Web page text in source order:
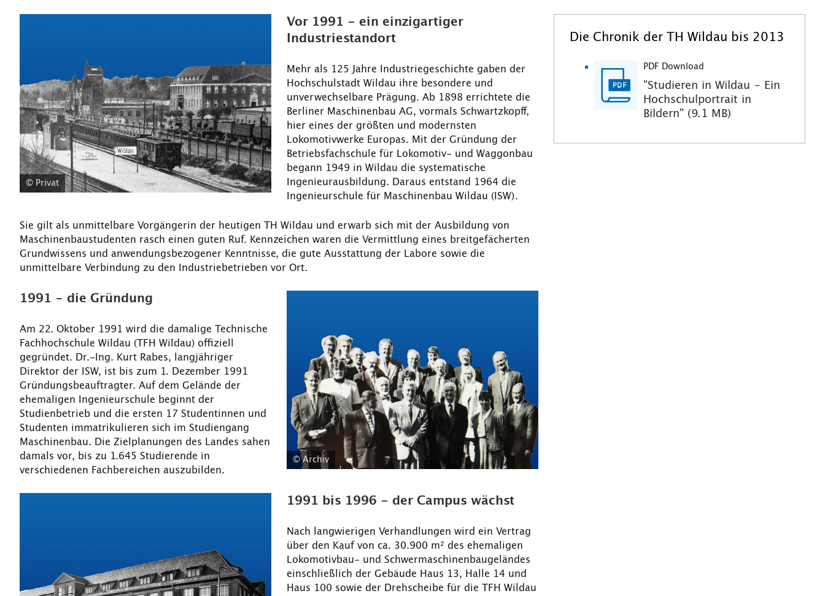
© Privat
Vor 1991 - ein einzigartiger
Industriestandort
Mehr als 125 Jahre Industriegeschichte gaben der
Hochschulstadt Wildau ihre besondere und
unverwechselbare Prägung. Ab 1898 errichtete die
Berliner Maschinenbau AG, vormals Schwartzkopff,
hier eines der größten und modernsten
Lokomotivwerke Europas. Mit der Gründung der
Betriebsfachschule für Lokomotiv- und Waggonbau
begann 1949 in Wildau die systematische
Ingenieurausbildung. Daraus entstand 1964 die
Ingenieurschule für Maschinenbau Wildau (ISW).
Sie gilt als unmittelbare Vorgängerin der heutigen TH Wildau und erwarb sich mit der Ausbildung von
Maschinenbaustudenten rasch einen guten Ruf. Kennzeichen waren die Vermittlung eines breitgefächerten
Grundwissens und anwendungsbezogener Kenntnisse, die gute Ausstattung der Labore sowie die
unmittelbare Verbindung zu den Industriebetrieben vor Ort.
1991 - die Gründung
Am 22. Oktober 1991 wird die damalige Technische
Fachhochschule Wildau (TFH Wildau) offiziell
gegründet. Dr.-Ing. Kurt Rabes, langjähriger
Direktor der ISW, ist bis zum 1. Dezember 1991
Gründungsbeauftragter. Auf dem Gelände der
ehemaligen Ingenieurschule beginnt der
Studienbetrieb und die ersten 17 Studentinnen und
Studenten immatrikulieren sich im Studiengang
Maschinenbau. Die Zielplanungen des Landes sahen
damals vor, bis zu 1.645 Studierende in
verschiedenen Fachbereichen auszubilden.
© Archiv
1991 bis 1996 - der Campus wächst
Nach langwierigen Verhandlungen wird ein Vertrag
über den Kauf von ca. 30.900 m² des ehemaligen
Lokomotivbau- und Schwermaschinenbaugeländes
einschließlich der Gebäude Haus 13, Halle 14 und
Haus 100 sowie der Drehscheibe für die TFH Wildau
Die Chronik der TH Wildau bis 2013
PDF Download
"Studieren in Wildau – Ein
Hochschulportrait in
Bildern" (9.1 MB)